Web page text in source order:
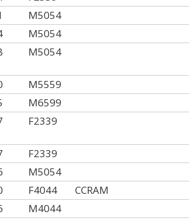
M5054
M5054
M5054
M5559
M6599
F2339
F2339
M5054
F4044 CCRAM
M4044